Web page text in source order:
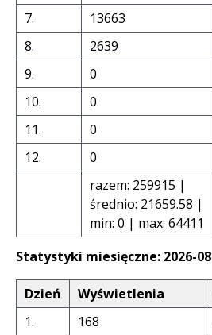
7.
13663
8.
2639
9.
0
10.
0
11.
0
12.
0
razem: 259915 |
średnio: 21659.58 |
min: 0 | max: 64411
Statystyki miesięczne: 2026-08
Dzień Wyświetlenia
1.
168